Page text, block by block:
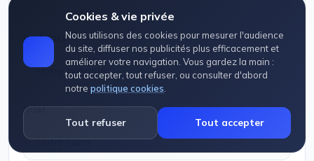
Cookies & vie privée
Nous utilisons des cookies pour mesurer l'audience
du site, diffuser nos publicités plus efficacement et
améliorer votre navigation. Vous gardez la main :
tout accepter, tout refuser, ou consulter d'abord
notre politique cookies
Tout refuser Tout accepter
PRÉNOM
NOM